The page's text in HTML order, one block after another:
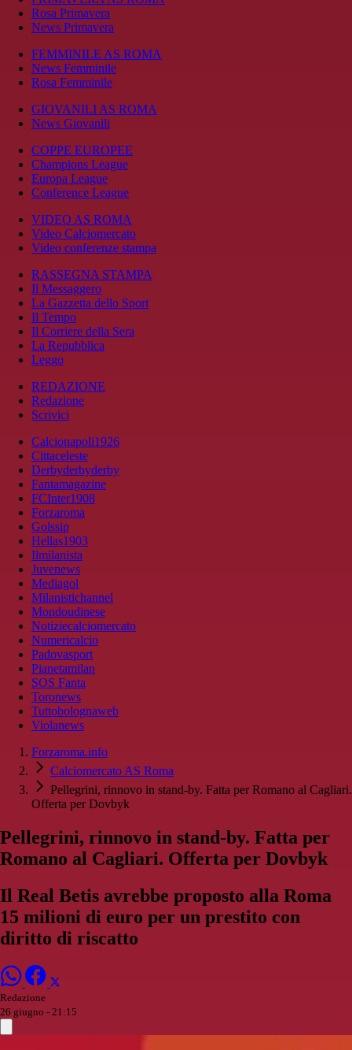
Rosa Primavera
News Primavera
FEMMINILE AS ROMA
News Femminile
Rosa Femminile
GIOVANILI AS ROMA
News Giovanili
COPPE EUROPEE
Champions League
Europa League
Conference League
VIDEO AS ROMA
Video Calciomercato
Video conferenze stampa
RASSEGNA STAMPA
Il Messaggero
La Gazzetta dello Sport
Il Tempo
Il Corriere della Sera
La Repubblica
Leggo
REDAZIONE
Redazione
Scrivici
Calcionapoli1926
Cittaceleste
Derbyderbyderby
Fantamagazine
FCInter1908
Forzaroma
Golssip
Hellas1903
Ilmilanista
Juvenews
Mediagol
Milanistichannel
Mondoudinese
Notiziecalciomercato
Numericalcio
Padovasport
Pianetamilan
SOS Fanta
Toronews
Tuttobolognaweb
Violanews
Forzaroma.info
Calciomercato AS Roma
Pellegrini, rinnovo in stand-by. Fatta per Romano al Cagliari.
Offerta per Dovbyk
Pellegrini, rinnovo in stand-by. Fatta per
Romano al Cagliari. Offerta per Dovbyk
Il Real Betis avrebbe proposto alla Roma
15 milioni di euro per un prestito con
diritto di riscatto
Redazione
26 giugno - 21:15